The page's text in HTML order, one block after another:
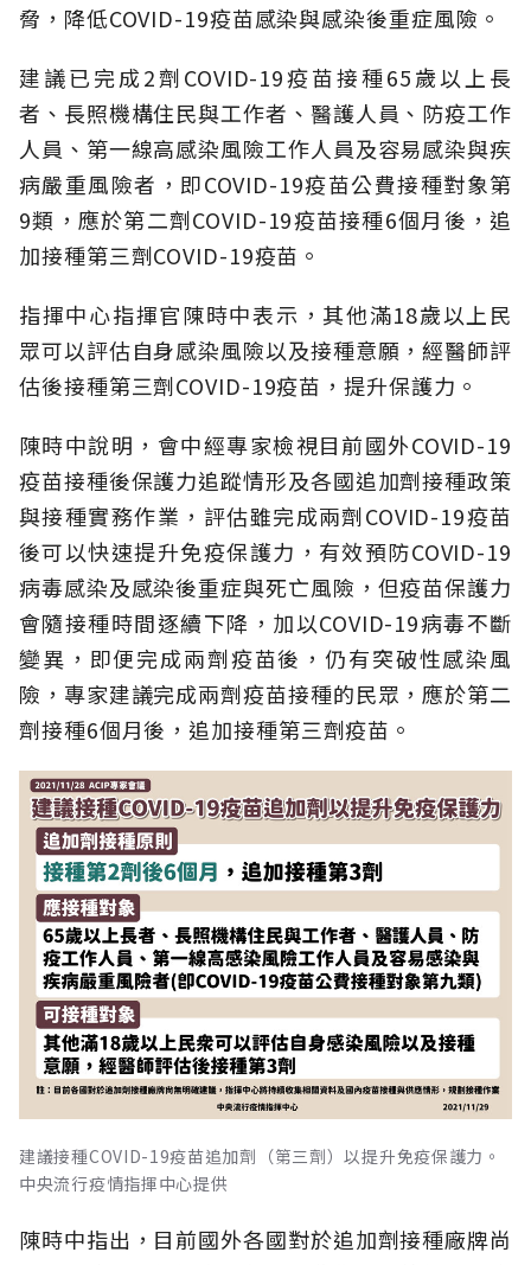
脅，降低COVID-19疫苗感染與感染後重症風險。
建議已完成2劑COVID-19疫苗接種65歲以上長
者、長照機構住民與工作者、醫護人員、防疫工作
人員、第一線高感染風險工作人員及容易感染與疾
病嚴重風險者，即COVID-19疫苗公費接種對象第
9類，應於第二劑COVID-19疫苗接種6個月後，追
加接種第三劑COVID-19疫苗。
指揮中心指揮官陳時中表示，其他滿18歲以上民
眾可以評估自身感染風險以及接種意願，經醫師評
估後接種第三劑COVID-19疫苗，提升保護力。
陳時中說明，會中經專家檢視目前國外COVID-19
疫苗接種後保護力追蹤情形及各國追加劑接種政策
與接種實務作業，評估雖完成兩劑COVID-19疫苗
後可以快速提升免疫保護力，有效預防COVID-19
病毒感染及感染後重症與死亡風險，但疫苗保護力
會隨接種時間逐續下降，加以COVID-19病毒不斷
變異，即便完成兩劑疫苗後，仍有突破性感染風
險，專家建議完成兩劑疫苗接種的民眾，應於第二
劑接種6個月後，追加接種第三劑疫苗。
建議接種COVID-19疫苗追加劑（第三劑）以提升免疫保護力。
中央流行疫情指揮中心提供
陳時中指出，目前國外各國對於追加劑接種廠牌尚